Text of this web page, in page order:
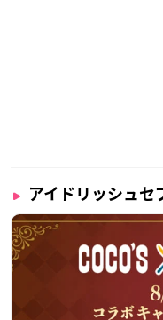
アイドリッシュセ